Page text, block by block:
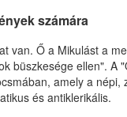
számára
van. Ő a Mikulást a
büszkesége ellen". A
amely a
és antiklerikális.